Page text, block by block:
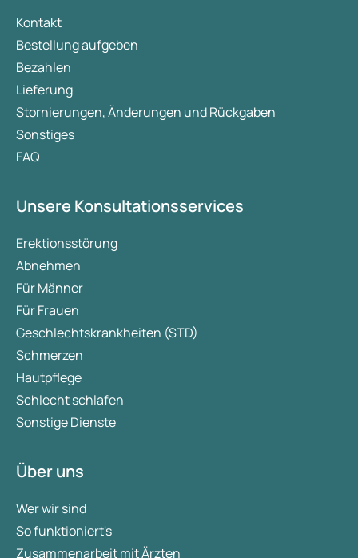
Kontakt
Bestellung aufgeben
Bezahlen
Lieferung
Stornierungen, Änderungen und Rückgaben
Sonstiges
FAQ
Unsere Konsultationsservices
Erektionsstörung
Abnehmen
Für Männer
Für Frauen
Geschlechtskrankheiten (STD)
Schmerzen
Hautpflege
Schlecht schlafen
Sonstige Dienste
Über uns
Wer wir sind
So funktioniert's
Zusammenarbeit mit Ärzten